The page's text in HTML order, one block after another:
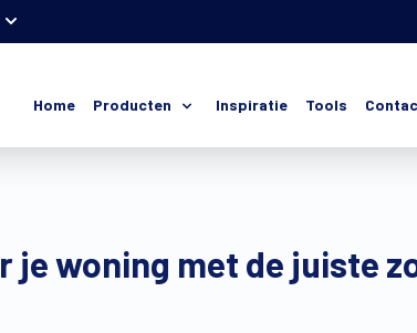
Home Producten Inspiratie Tools
je woning met de juiste